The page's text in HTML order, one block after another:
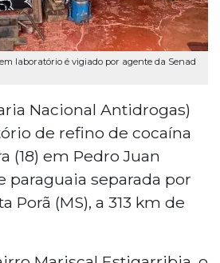
laboratório é vigiado por agente da Senad
Nacional Antidrogas)
de refino de cocaína
(18) em Pedro Juan
paraguaia separada por
Porã (MS), a 313 km de